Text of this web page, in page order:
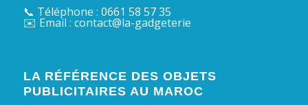
📞 Téléphone : 0661 58 57 35
✉️ Email : contact@la-gadgeterie
LA RÉFÉRENCE DES OBJETS
PUBLICITAIRES AU MAROC